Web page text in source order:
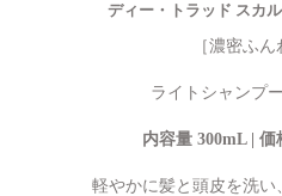
ディー・トラッド スカ
［濃密ふん
ライトシャンプ
内容量 300mL | 価
軽やかに髪と頭皮を洗い